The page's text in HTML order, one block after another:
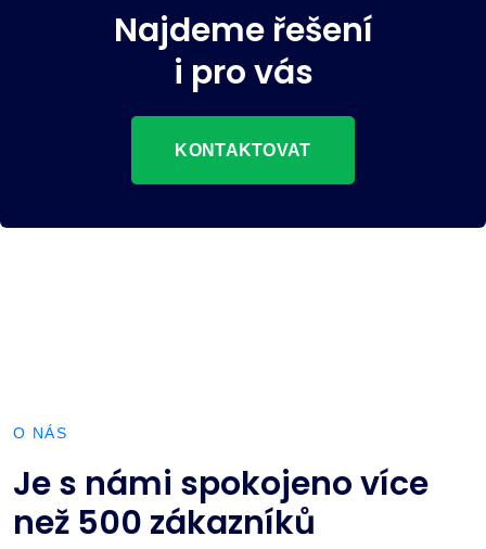
Najdeme řešení
i pro vás
KONTAKTOVAT
O NÁS
Je s námi spokojeno více
než 500 zákazníků